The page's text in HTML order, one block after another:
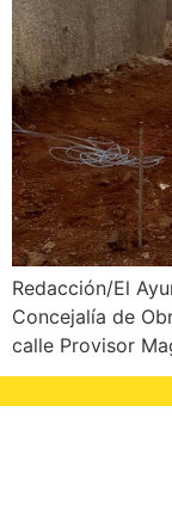
Redacción/El
Concejalía de
calle Provisor